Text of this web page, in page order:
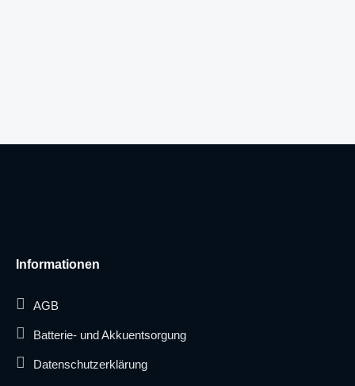
Informationen
AGB
Batterie- und Akkuentsorgung
Datenschutzerklärung